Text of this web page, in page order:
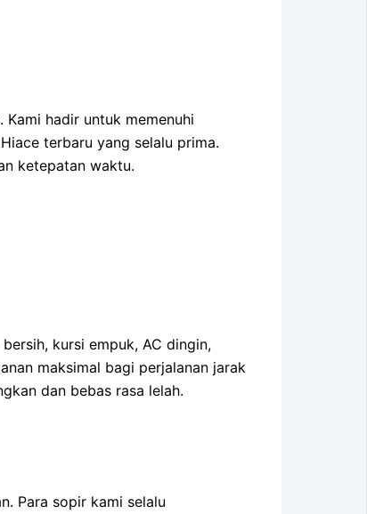
hadir untuk memenuhi
terbaru yang selalu prima.
ketepatan waktu.
kursi empuk, AC dingin,
maksimal bagi perjalanan jarak
dan bebas rasa lelah.
Para sopir kami selalu